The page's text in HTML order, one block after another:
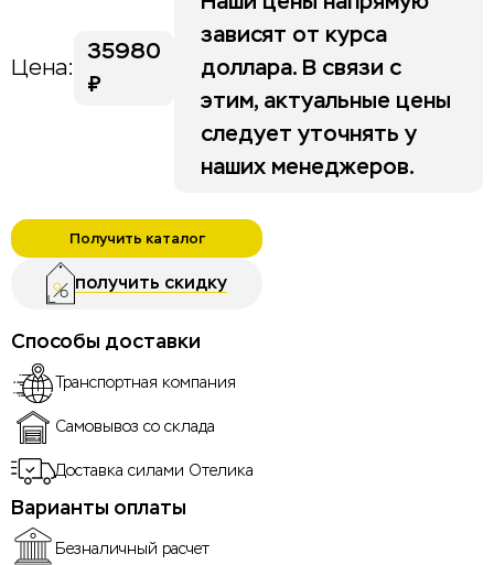
Life category A
Stripe
Цена:
35980
₽
зависят от курса
доллара. В связи с
этим, актуальные цены
следует уточнять у
наших менеджеров.
Получить каталог
получить скидку
Способы доставки
Транспортная компания
Самовывоз со склада
Доставка силами Отелика
Варианты оплаты
Безналичный расчет